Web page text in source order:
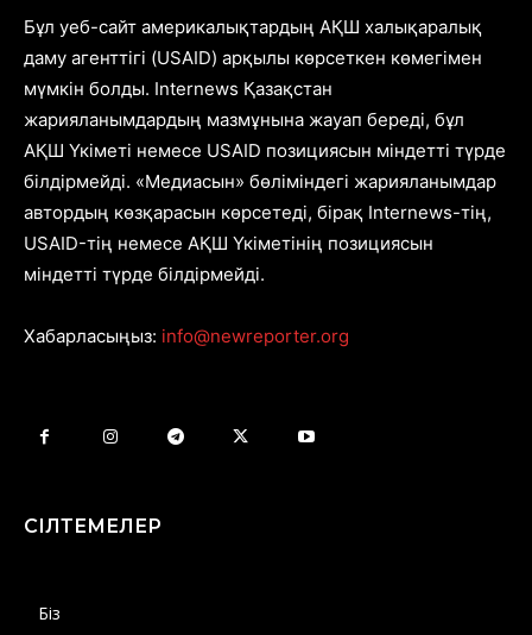
Бұл уеб-сайт америкалықтардың АҚШ халықаралық
даму агенттігі (USAID) арқылы көрсеткен көмегімен
мүмкін болды. Internews Қазақстан
жарияланымдардың мазмұнына жауап береді, бұл
АҚШ Үкіметі немесе USAID позициясын міндетті түрде
білдірмейді. «Медиасын» бөліміндегі жарияланымдар
автордың көзқарасын көрсетеді, бірақ Internews-тің,
USAID-тің немесе АҚШ Үкіметінің позициясын
міндетті түрде білдірмейді.
Хабарласыңыз: info@newreporter.org
СІЛТЕМЕЛЕР
Біз